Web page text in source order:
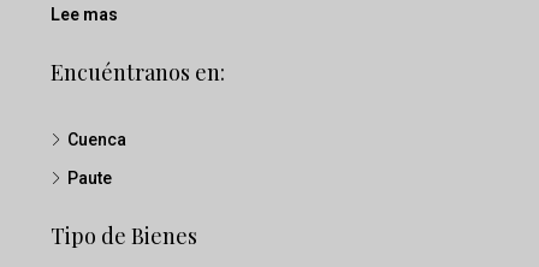
Lee mas
Encuéntranos en:
Cuenca
Paute
Tipo de Bienes